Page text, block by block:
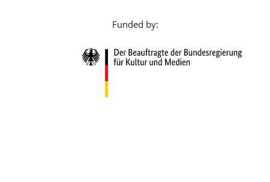
Nederlands
Português
Funded by: